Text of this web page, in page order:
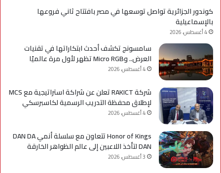
كوندور الجزائرية تواصل توسعها في مصر بافتتاح ثاني فروعها
بالإسماعيلية
4 أغسطس، 2026
سامسونج تكشف أحدث ابتكاراتها في تقنيات
العرض.. وMicro RGB تظهر لأول مرة عالميًا
4 أغسطس، 2026
شركة RAKICT تعلن عن شراكة استراتيجية مع MCS
لإطلاق محفظة التدريب الرسمية لكاسبرسكي
4 أغسطس، 2026
Honor of Kings تتعاون مع سلسلة أنمي DAN DA
DAN لتأخذ اللاعبين إلى عالم الظواهر الخارقة
3 أغسطس، 2026